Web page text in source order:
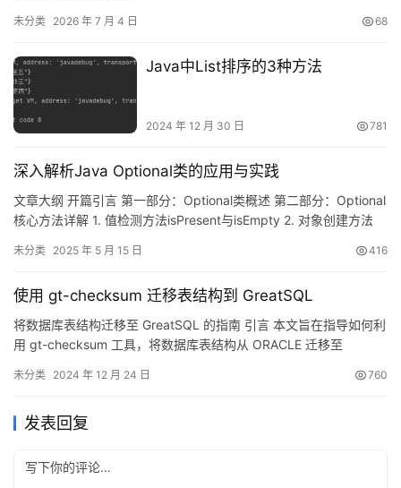
未分类 2026 年 7 月 4 日 68
Java中List排序的3种方法
2024 年 12 月 30 日 781
深入解析Java Optional类的应用与实践
文章大纲 开篇引言 第一部分：Optional类概述 第二部分：Optional
核心方法详解 1. 值检测方法isPresent与isEmpty 2. 对象创建方法
滤方法 5. 值转换与扁平化处理 6. 流式操作支持 第三部分：
未分类 2025 年 5 月 15 日 416
使用 gt-checksum 迁移表结构到 GreatSQL
将数据库表结构迁移至 GreatSQL 的指南 引言 本文旨在指导如何利
用 gt-checksum 工具，将数据库表结构从 ORACLE 迁移至
开发的开源静态数据库校验和修复工具，它支持包括 MySQL 和
未分类 2024 年 12 月 24 日 760
发表回复